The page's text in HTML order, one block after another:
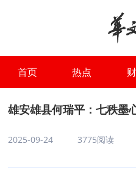
首页 热点
雄安雄县何瑞平：七秩墨
2025-09-24 3775阅读